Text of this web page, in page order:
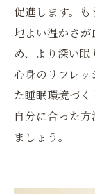
促進します。
地よい温かさ
め、より深い眠
心身のリフレッ
た睡眠環境づく
自分に合った
ましょう。